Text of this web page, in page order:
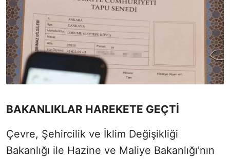
BAKANLIKLAR HAREKETE GEÇTİ
Çevre, Şehircilik ve İklim Değişikliği
Bakanlığı ile Hazine ve Maliye Bakanlığı’nın